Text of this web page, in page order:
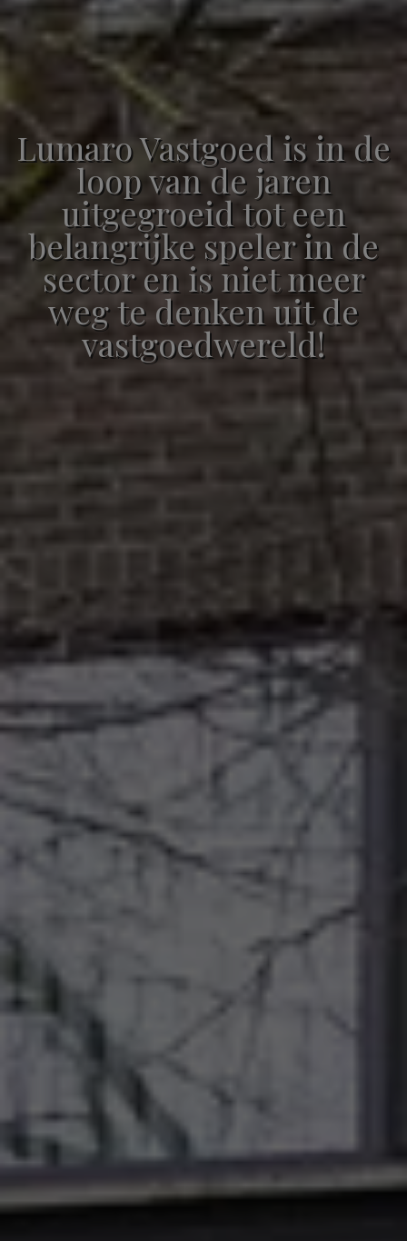
Lumaro Vastgoed is in de
loop van de jaren
uitgegroeid tot een
belangrijke speler in de
sector en is niet meer
weg te denken uit de
vastgoedwereld!